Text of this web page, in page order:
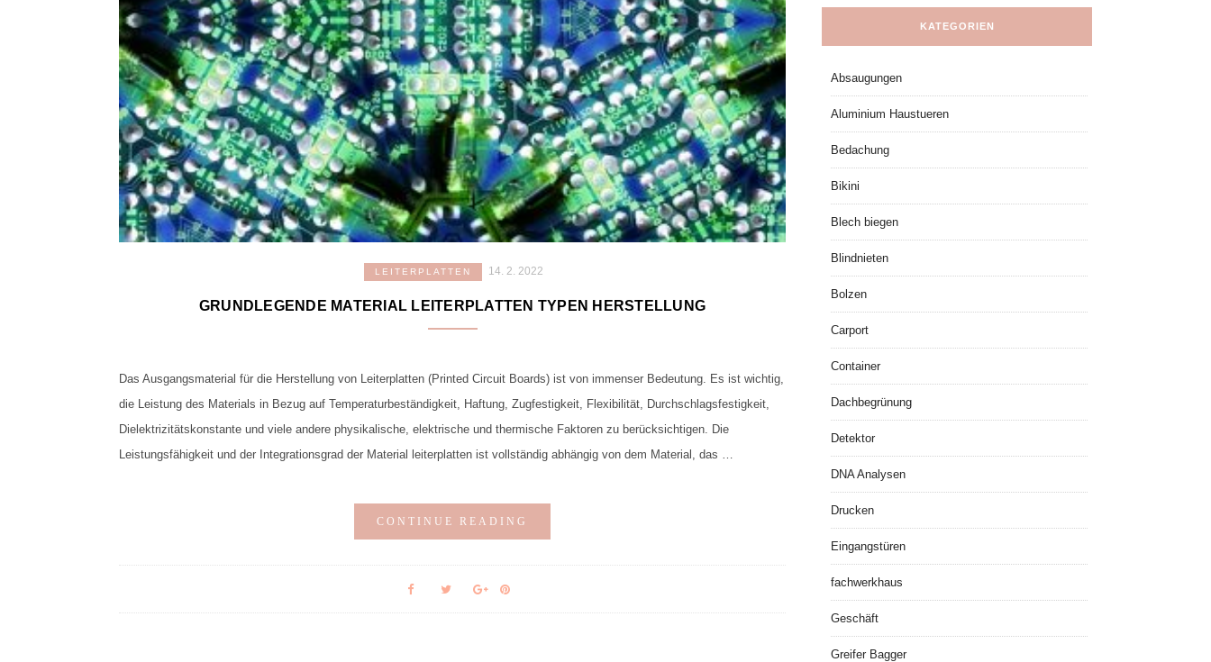
LEITERPLATTEN 14. 2. 2022
GRUNDLEGENDE MATERIAL LEITERPLATTEN TYPEN HERSTELLUNG
Das Ausgangsmaterial für die Herstellung von Leiterplatten (Printed Circuit Boards) ist von immenser Bedeutung. Es ist wichtig,
die Leistung des Materials in Bezug auf Temperaturbeständigkeit, Haftung, Zugfestigkeit, Flexibilität, Durchschlagsfestigkeit,
Dielektrizitätskonstante und viele andere physikalische, elektrische und thermische Faktoren zu berücksichtigen. Die
Leistungsfähigkeit und der Integrationsgrad der Material leiterplatten ist vollständig abhängig von dem Material, das …
CONTINUE READING
KATEGORIEN
Absaugungen
Aluminium Haustueren
Bedachung
Bikini
Blech biegen
Blindnieten
Bolzen
Carport
Container
Dachbegrünung
Detektor
DNA Analysen
Drucken
Eingangstüren
fachwerkhaus
Geschäft
Greifer Bagger